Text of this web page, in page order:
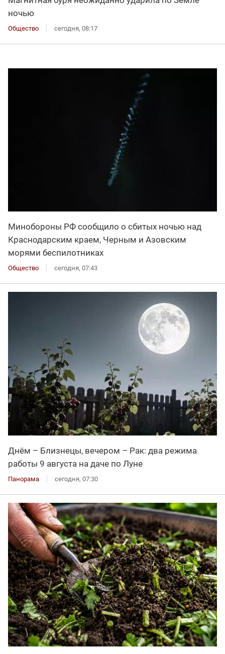
ночью
Общество сегодня, 08:17
Минобороны РФ сообщило о сбитых ночью над
Краснодарским краем, Черным и Азовским
морями беспилотниках
Общество сегодня, 07:43
Днём – Близнецы, вечером – Рак: два режима
работы 9 августа на даче по Луне
Панорама сегодня, 07:30